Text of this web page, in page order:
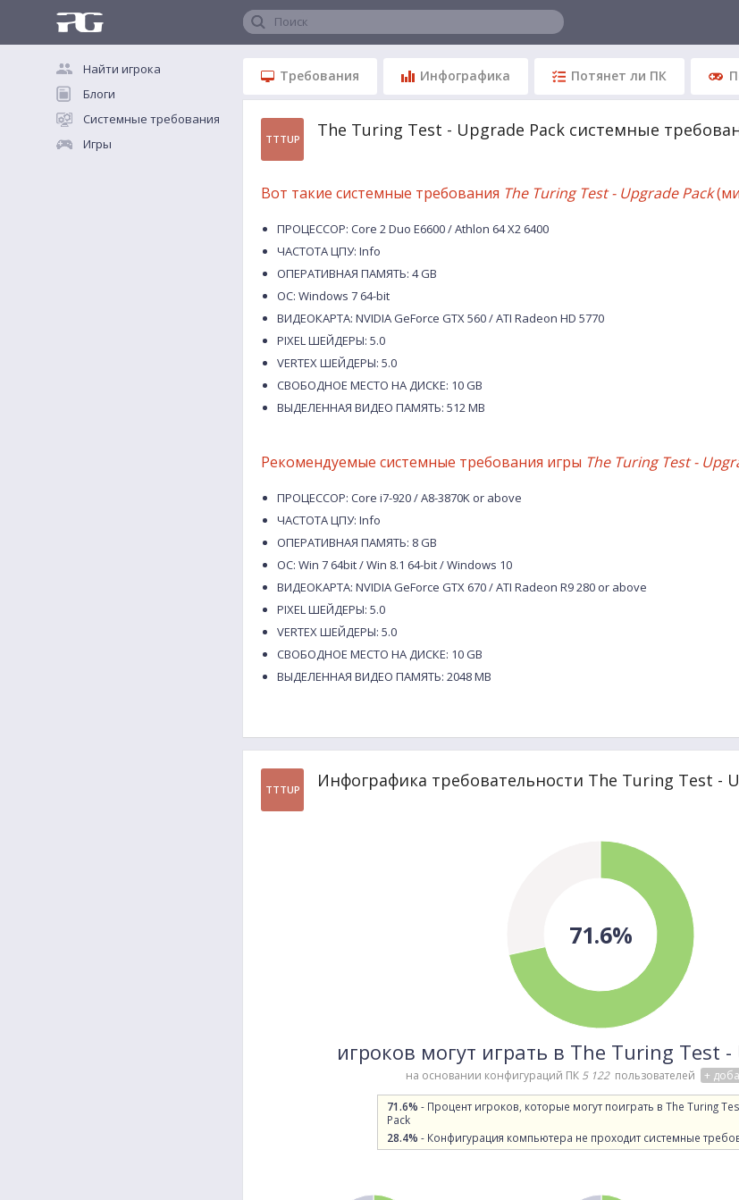
Поиск
Найти игрока
Блоги
Системные требования
Игры
Требования Инфографика Потянет ли ПК
TTTUP The Turing Test - Upgrade Pack системные
Вот такие системные требования The Turing Test - Upgrade Pack
ПРОЦЕССОР: Core 2 Duo E6600 / Athlon 64 X2 6400
ЧАСТОТА ЦПУ: Info
ОПЕРАТИВНАЯ ПАМЯТЬ: 4 GB
ОС: Windows 7 64-bit
ВИДЕОКАРТА: NVIDIA GeForce GTX 560 / ATI Radeon HD 5770
PIXEL ШЕЙДЕРЫ: 5.0
VERTEX ШЕЙДЕРЫ: 5.0
СВОБОДНОЕ МЕСТО НА ДИСКЕ: 10 GB
ВЫДЕЛЕННАЯ ВИДЕО ПАМЯТЬ: 512 MB
Рекомендуемые системные требования игры The Turing Test -
ПРОЦЕССОР: Core i7-920 / A8-3870K or above
ЧАСТОТА ЦПУ: Info
ОПЕРАТИВНАЯ ПАМЯТЬ: 8 GB
ОС: Win 7 64bit / Win 8.1 64-bit / Windows 10
ВИДЕОКАРТА: NVIDIA GeForce GTX 670 / ATI Radeon R9 280 or above
PIXEL ШЕЙДЕРЫ: 5.0
VERTEX ШЕЙДЕРЫ: 5.0
СВОБОДНОЕ МЕСТО НА ДИСКЕ: 10 GB
ВЫДЕЛЕННАЯ ВИДЕО ПАМЯТЬ: 2048 MB
TTTUP Инфографика требовательности The Turing Test -
71.6%
игроков могут играть в The Turing Test -
на основании конфигураций ПК 5 122 пользователей +
71.6% - Процент игроков, которые могут поиграть в The Turing
Pack
28.4% - Конфигурация компьютера не проходит системные